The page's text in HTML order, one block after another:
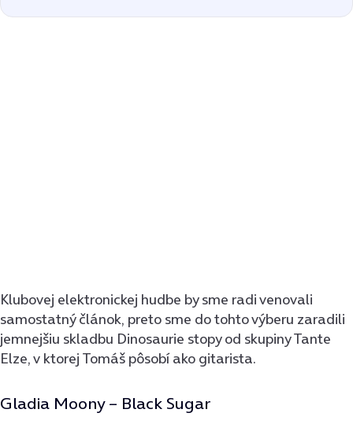
Klubovej elektronickej hudbe by sme radi venovali
samostatný článok, preto sme do tohto výberu zaradili
jemnejšiu skladbu Dinosaurie stopy od skupiny Tante
Elze, v ktorej Tomáš pôsobí ako gitarista.
Gladia Moony – Black Sugar